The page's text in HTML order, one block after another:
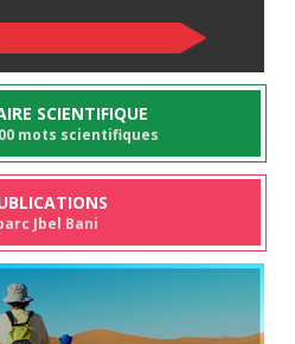
SCIENTIFIQUE
mots scientifiques
Jbel Bani